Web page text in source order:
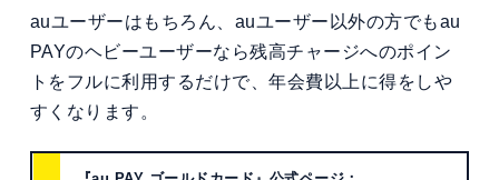
auユーザーはもちろん、auユーザー以外の方でもau
PAYのヘビーユーザーなら残高チャージへのポイン
トをフルに利用するだけで、年会費以上に得をしや
すくなります。